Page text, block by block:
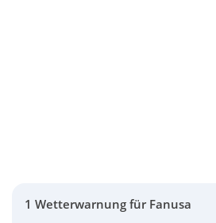
1 Wetterwarnung für Fanusa